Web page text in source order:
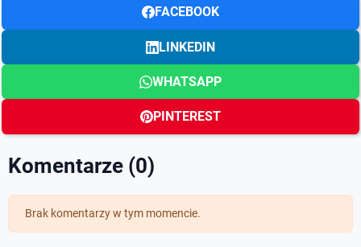
FACEBOOK
LINKEDIN
WHATSAPP
PINTEREST
Komentarze (0)
Brak komentarzy w tym momencie.